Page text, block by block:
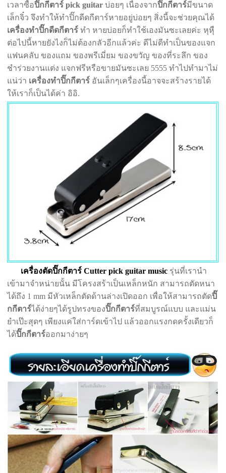
เวลาซื้อปิ๊กกีตาร์ pick guitar บ่อยๆ เนื่องจากปิ๊กกีตาร์มีขนาด
เล็กจิ๋ว จึงทำให้ทำปิ๊กดีดกีตาร์หายอยู่บ่อยๆ สิ่งนี้จะช่วยคุณได้
เครื่องทำปิ๊กดีดกีตาร์ทำ หายบ่อยก็ทำใช้เองมันซะเลยค่ะ หุหุื
ต่อไปนี้หายยังไงก็ไม่ต้องกลัวอีกแล้วค่ะ ดีไม่ดีทำเป็นของแจก
แฟนคลับ ของแถม ของพรีเมี่ยม ของขวัญ ของที่ระลึก ของ
ชำร่วยงานแต่ง แจกฟรีหรือขายมันซะเลย 5555 ทำไปทำมาไม่
แน่ว่า เครื่องทำปิ๊กกีตาร์ อันเล็กๆเครื่องนี้อาจจะสร้างรายได้
ให้เราก็เป็นได้ค่า อิอิ.
เครื่องตัดปิ๊กกีตาร์ Cutter pick guitar music รุ่นที่เรานำ
เข้ามาจำหน่ายนั้น มีโครงสร้าเป็นเหล็กหนัก สามารถตัดหนา
ได้ถึง 1 mm มีหัวเหล็กตัดด้านล่างเปิดออก เพื่อให้สามารถตัดปิ๊
กกีตาร์ได้ง่ายๆได้รูปทรงของปิ๊กกีตาร์ที่สมบูรณ์แบบ และแม่น
ยำเป๊ะสุดๆ เพียงแค่ใส่การ์ดเข้าไป แล้วออกแรงกดครั้งเดียวก็
ได้ปิ๊กกีตาร์ออกมาง่ายๆ